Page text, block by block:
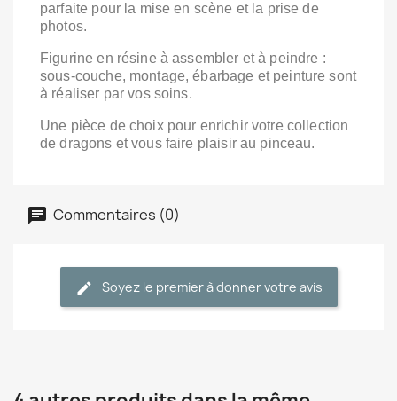
parfaite pour la mise en scène et la prise de
photos.
Figurine en résine à assembler et à peindre :
sous‑couche, montage, ébarbage et peinture sont
à réaliser par vos soins.
Une pièce de choix pour enrichir votre collection
de dragons et vous faire plaisir au pinceau.
Commentaires (0)
Soyez le premier à donner votre avis